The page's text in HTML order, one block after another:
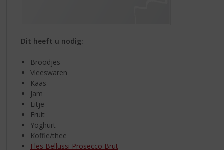
Dit heeft u nodig:
Broodjes
Vleeswaren
Kaas
Jam
Eitje
Fruit
Yoghurt
Koffie/thee
Fles Bellussi Prosecco Brut